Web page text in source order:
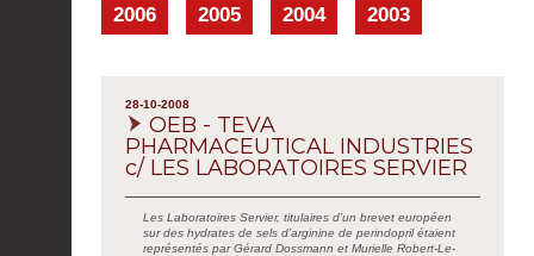
2006 2005 2004 2003
28-10-2008
OEB - TEVA
PHARMACEUTICAL INDUSTRIES
c/ LES LABORATOIRES SERVIER
Les Laboratoires Servier, titulaires d’un brevet européen
sur des hydrates de sels d’arginine de perindopril étaient
représentés par Gérard Dossmann et Murielle Robert-Le-